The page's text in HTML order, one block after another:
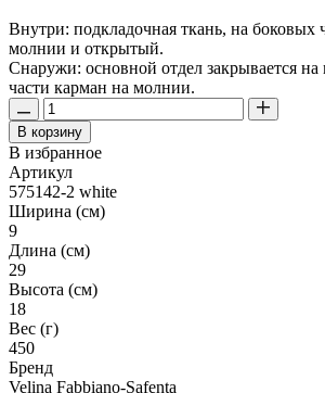
Внутри: подкладочная ткань, на боковых
молнии и открытый.
Снаружи: основной отдел закрывается
части карман на молнии.
В корзину
В избранное
Артикул
575142-2 white
Ширина (см)
9
Длина (см)
29
Высота (см)
18
Вес (г)
450
Бренд
Velina Fabbiano-Safenta